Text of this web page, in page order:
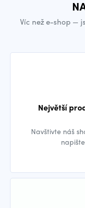
Víc než e-shop —
Největší
Navštivte náš